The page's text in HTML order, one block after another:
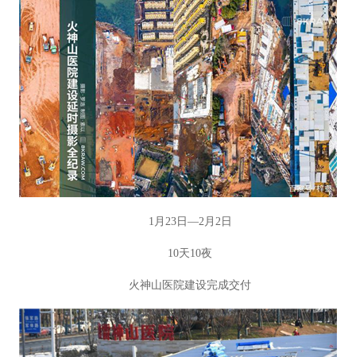
1月23日—2月2日
10天10夜
火神山医院建设完成交付